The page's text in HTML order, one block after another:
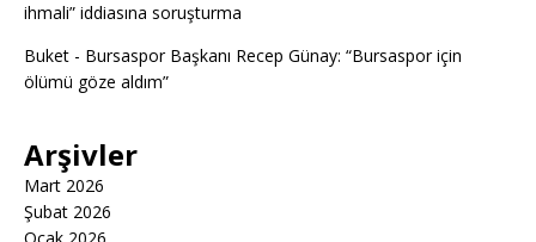
ihmali” iddiasına soruşturma
Buket - Bursaspor Başkanı Recep Günay: “Bursaspor için
ölümü göze aldım”
Arşivler
Mart 2026
Şubat 2026